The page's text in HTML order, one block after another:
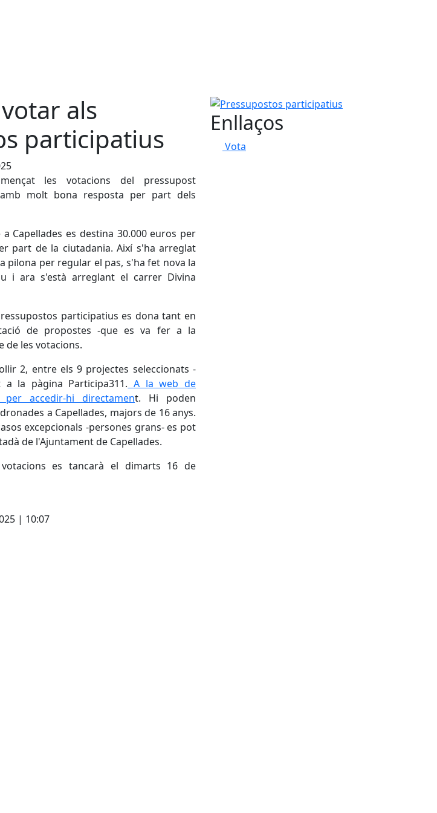
als
participatius
les votacions del pressupost
molt bona resposta per part dels
Capellades es destina 30.000 euros per
part de la ciutadania. Així s'ha arreglat
pilona per regular el pas, s'ha fet nova la
i ara s'està arreglant el carrer Divina
participatius es dona tant en
de propostes -que es va fer a la
de les votacions.
2, entre els 9 projectes seleccionats -
la pàgina Participa311. A la web de
accedir-hi directament. Hi poden
a Capellades, majors de 16 anys.
excepcionals -persones grans- es pot
de l'Ajuntament de Capellades.
es tancarà el dimarts 16 de
| 10:07
Pressupostos participatius
Enllaços
Vota